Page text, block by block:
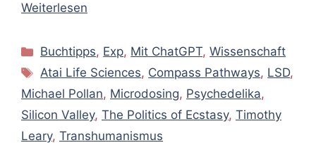
Weiterlesen
Kategorien
Buchtipps, Exp, Mit ChatGPT,Wissenschaft
Schlagwörter
Atai Life Sciences, Compass Pathways, LSD,
Michael Pollan, Microdosing, Psychedelika,
Silicon Valley, The Politics of Ecstasy, Timothy
Leary, Transhumanismus